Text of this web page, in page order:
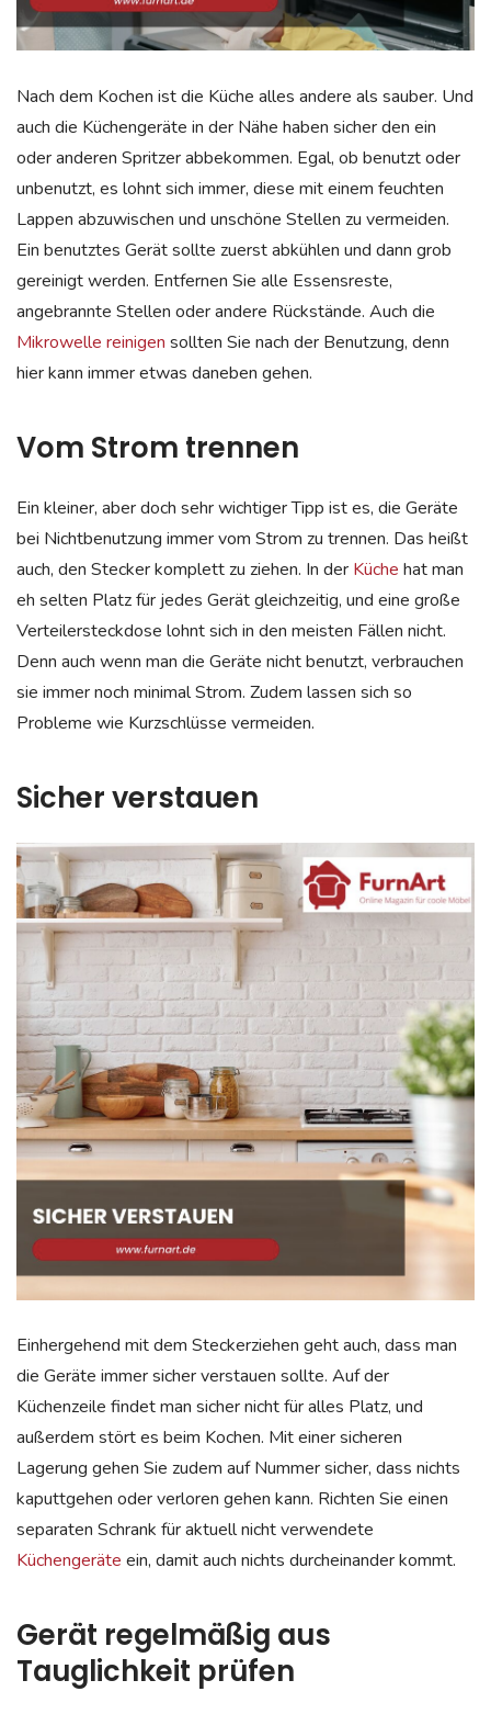
Nach dem Kochen ist die Küche alles andere als sauber. Und
auch die Küchengeräte in der Nähe haben sicher den ein
oder anderen Spritzer abbekommen. Egal, ob benutzt oder
unbenutzt, es lohnt sich immer, diese mit einem feuchten
Lappen abzuwischen und unschöne Stellen zu vermeiden.
Ein benutztes Gerät sollte zuerst abkühlen und dann grob
gereinigt werden. Entfernen Sie alle Essensreste,
angebrannte Stellen oder andere Rückstände. Auch die
Mikrowelle reinigen sollten Sie nach der Benutzung, denn
hier kann immer etwas daneben gehen.
Vom Strom trennen
Ein kleiner, aber doch sehr wichtiger Tipp ist es, die Geräte
bei Nichtbenutzung immer vom Strom zu trennen. Das heißt
auch, den Stecker komplett zu ziehen. In der Küche hat man
eh selten Platz für jedes Gerät gleichzeitig, und eine große
Verteilersteckdose lohnt sich in den meisten Fällen nicht.
Denn auch wenn man die Geräte nicht benutzt, verbrauchen
sie immer noch minimal Strom. Zudem lassen sich so
Probleme wie Kurzschlüsse vermeiden.
Sicher verstauen
Einhergehend mit dem Steckerziehen geht auch, dass man
die Geräte immer sicher verstauen sollte. Auf der
Küchenzeile findet man sicher nicht für alles Platz, und
außerdem stört es beim Kochen. Mit einer sicheren
Lagerung gehen Sie zudem auf Nummer sicher, dass nichts
kaputtgehen oder verloren gehen kann. Richten Sie einen
separaten Schrank für aktuell nicht verwendete
Küchengeräte ein, damit auch nichts durcheinander kommt.
Gerät regelmäßig aus
Tauglichkeit prüfen